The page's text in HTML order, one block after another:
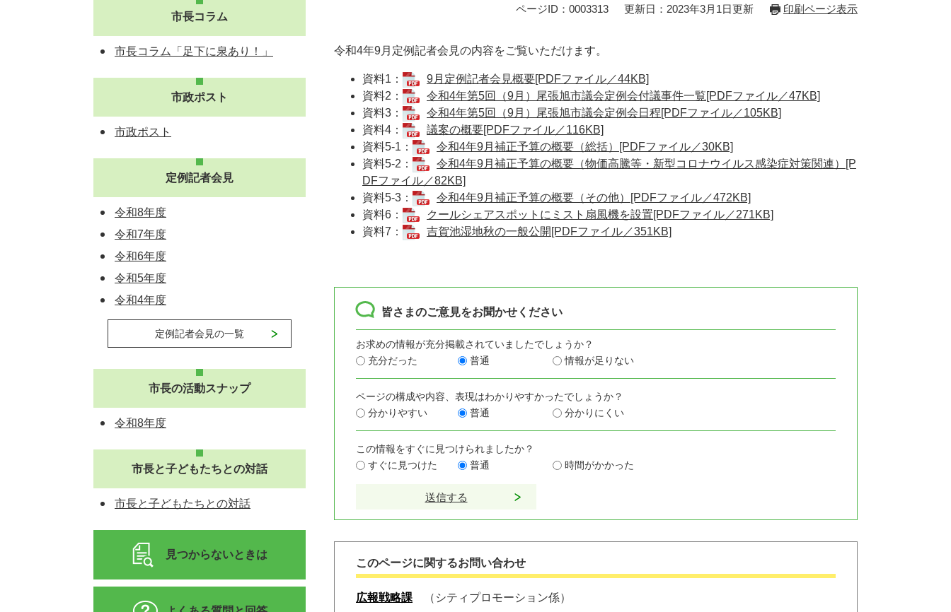
ページID：0003313 更新日：2023年3月1日更新 印刷ページ表示
令和4年9月定例記者会見の内容をご覧いただけます。
資料1：
9月定例記者会見概要[PDFファイル／44KB]
資料2：
令和4年第5回（9月）尾張旭市議会定例会付議事件一覧[PDFファイル／47KB]
資料3：
令和4年第5回（9月）尾張旭市議会定例会日程[PDFファイル／105KB]
資料4：
議案の概要[PDFファイル／116KB]
資料5-1：
令和4年9月補正予算の概要（総括）[PDFファイル／30KB]
資料5-2：
令和4年9月補正予算の概要（物価高騰等・新型コロナウイルス感染症対策関連）[P
DFファイル／82KB]
資料5-3：
令和4年9月補正予算の概要（その他）[PDFファイル／472KB]
資料6：
クールシェアスポットにミスト扇風機を設置[PDFファイル／271KB]
資料7：
吉賀池湿地秋の一般公開[PDFファイル／351KB]
皆さまのご意見をお聞かせください
お求めの情報が充分掲載されていましたでしょうか？
充分だった
普通 情報が足りない
ページの構成や内容、表現はわかりやすかったでしょうか？
分かりやすい
普通 分かりにくい
この情報をすぐに見つけられましたか？
すぐに見つけた
普通 時間がかかった
このページに関するお問い合わせ
広報戦略課
シティプロモーション係
市長コラム
市長コラム「足下に泉あり！」
市政ポスト
市政ポスト
定例記者会見
令和8年度
令和7年度
令和6年度
令和5年度
令和4年度
定例記者会見の一覧
市長の活動スナップ
令和8年度
市長と子どもたちとの対話
市長と子どもたちとの対話
見つからないときは